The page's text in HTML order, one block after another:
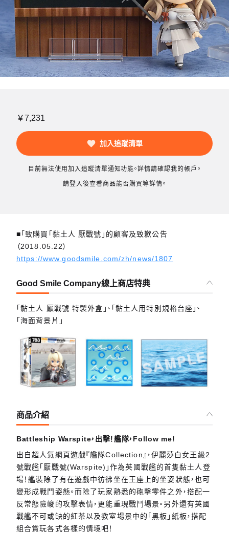
￥7,231
加入追蹤清單
目前無法使用加入追蹤清單通知功能。詳情請確認我的帳戶。
請登入後查看商品能否購買等詳情。
■「致購買「黏土人 厭戰號」的顧客及致歉公告
（2018.05.22）
https://www.goodsmile.com/zh/news/1807
Good Smile Company線上商店特典
「黏土人 厭戰號 特製外盒」、「黏土人用特別規格台座」、
「海面背景片」
商品介紹
Battleship Warspite，出擊！艦隊，Follow me!
出自超人氣網頁遊戲『艦隊Collection』，伊麗莎白女王級2
號戰艦「厭戰號(Warspite)」作為英國戰艦的首隻黏土人登
場！艦裝除了有在遊戲中彷彿坐在王座上的坐姿狀態，也可
變形成戰鬥姿態。而除了玩家熟悉的砲擊零件之外，搭配一
反常態險峻的攻擊表情，更能重現戰鬥場景。另外還有英國
戰艦不可或缺的紅茶以及教室場景中的「黑板」紙板，搭配
組合賞玩各式各樣的情境吧！